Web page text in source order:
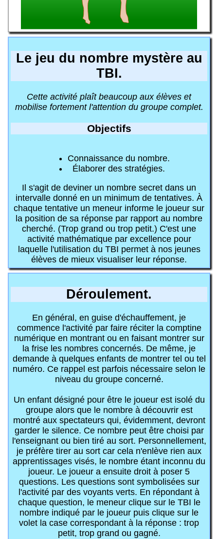
Le jeu du nombre mystère au
TBI.
Cette activité plaît beaucoup aux élèves et
mobilise fortement l'attention du groupe complet.
Objectifs
Connaissance du nombre.
Élaborer des stratégies.
Il s'agit de deviner un nombre secret dans un
intervalle donné en un minimum de tentatives. À
chaque tentative un meneur informe le joueur sur
la position de sa réponse par rapport au nombre
cherché. (Trop grand ou trop petit.) C'est une
activité mathématique par excellence pour
laquelle l'utilisation du TBI permet à nos jeunes
élèves de mieux visualiser leur réponse.
Déroulement.
En général, en guise d'échauffement, je
commence l'activité par faire réciter la comptine
numérique en montrant ou en faisant montrer sur
la frise les nombres concernés. De même, je
demande à quelques enfants de montrer tel ou tel
numéro. Ce rappel est parfois nécessaire selon le
niveau du groupe concerné.
Un enfant désigné pour être le joueur est isolé du
groupe alors que le nombre à découvrir est
montré aux spectateurs qui, évidemment, devront
garder le silence. Ce nombre peut être choisi par
l'enseignant ou bien tiré au sort. Personnellement,
je préfère tirer au sort car cela n'enlève rien aux
apprentissages visés, le nombre étant inconnu du
joueur. Le joueur a ensuite droit à poser 5
questions. Les questions sont symbolisées sur
l'activité par des voyants verts. En répondant à
chaque question, le meneur clique sur le TBI le
nombre indiqué par le joueur puis clique sur le
volet la case correspondant à la réponse : trop
petit, trop grand ou gagné.